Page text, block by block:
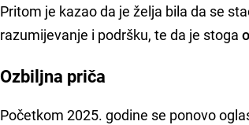
Pritom je kazao da je želja bila da se
razumijevanje i podršku, te da je stoga
Ozbiljna priča
Početkom 2025. godine se ponovo